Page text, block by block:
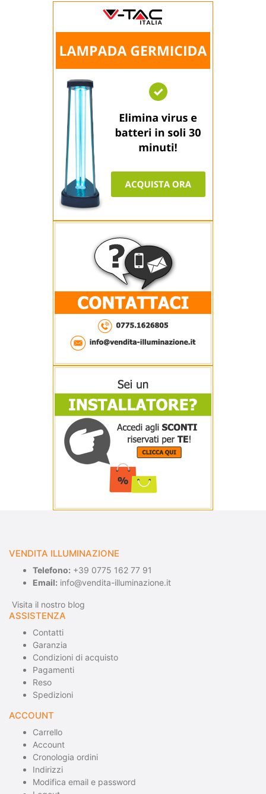
VENDITA ILLUMINAZIONE
Telefono: +39 0775 162 77 91
Email: info@vendita-illuminazione.it
Visita il nostro blog
ASSISTENZA
Contatti
Garanzia
Condizioni di acquisto
Pagamenti
Reso
Spedizioni
ACCOUNT
Carrello
Account
Cronologia ordini
Indirizzi
Modifica email e password